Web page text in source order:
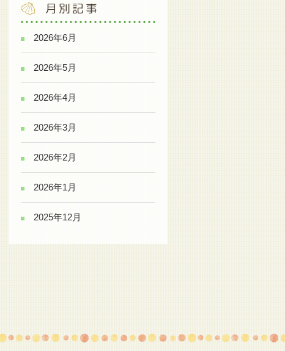
月別記事
2026年6月
2026年5月
2026年4月
2026年3月
2026年2月
2026年1月
2025年12月